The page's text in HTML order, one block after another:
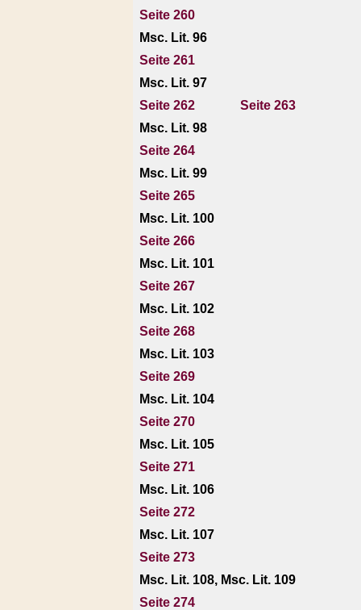
Seite 260
Msc. Lit. 96
Seite 261
Msc. Lit. 97
Seite 262
Seite 263
Msc. Lit. 98
Seite 264
Msc. Lit. 99
Seite 265
Msc. Lit. 100
Seite 266
Msc. Lit. 101
Seite 267
Msc. Lit. 102
Seite 268
Msc. Lit. 103
Seite 269
Msc. Lit. 104
Seite 270
Msc. Lit. 105
Seite 271
Msc. Lit. 106
Seite 272
Msc. Lit. 107
Seite 273
Msc. Lit. 108, Msc. Lit. 109
Seite 274